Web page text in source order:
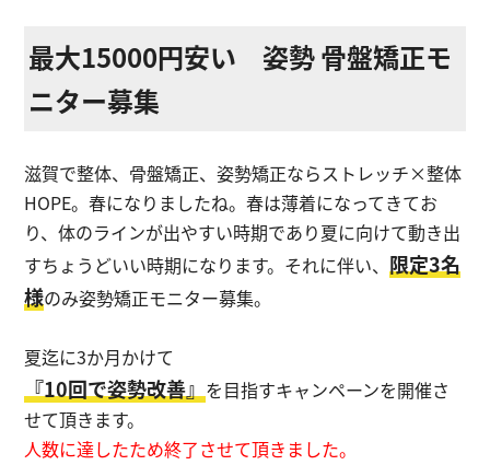
最大15000円安い 姿勢 骨盤矯正モ
ニター募集
滋賀で整体、骨盤矯正、姿勢矯正ならストレッチ×整体
HOPE。 春になりましたね。春は薄着になってきてお
り、体のラインが出やすい時期であり夏に向けて動き出
すちょうどいい時期になります。それに伴い、 限定3名
様のみ姿勢矯正モニター募集。
夏迄に3か月かけて
『10回で姿勢改善』を目指すキャンペーンを開催さ
せて頂きます。
人数に達したため終了させて頂きました。
タイ古式マッサージ
ストレッチ整体
姿勢矯正・骨盤矯正
体幹トレーニング